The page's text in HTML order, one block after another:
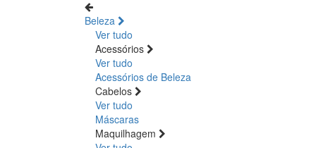
Beleza
Ver tudo
Acessórios
Ver tudo
Acessórios de Beleza
Cabelos
Ver tudo
Máscaras
Maquilhagem